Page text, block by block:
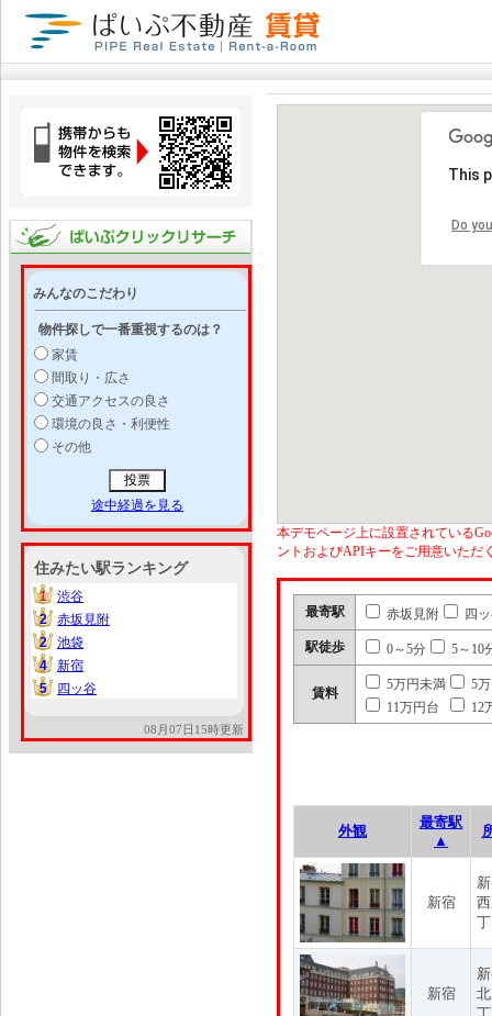
みんなのこだわり
物件探しで一番重視するのは？
家賃
間取り・広さ
交通アクセスの良さ
環境の良さ・利便性
その他
途中経過を見る
住みたい駅ランキング
1
1
渋谷
2
2
赤坂見附
2
2
池袋
4
4
新宿
5
5 四ッ谷
08月07日15時更新
This
Do
本デモページ上に設置されている
ントおよびAPIキーをご用意いただ
最寄駅 赤坂見附 四
駅徒歩 0～5分 5～10
賃料
5万円未満
5
11万円台
12
外観
最寄駅
▲
新宿
新宿